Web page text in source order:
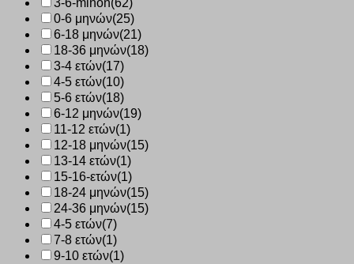
3-6-minon(62)
0-6 μηνών(25)
6-18 μηνών(21)
18-36 μηνών(18)
3-4 ετών(17)
4-5 ετών(10)
5-6 ετών(18)
6-12 μηνών(19)
11-12 ετών(1)
12-18 μηνών(15)
13-14 ετών(1)
15-16-ετών(1)
18-24 μηνών(15)
24-36 μηνών(15)
4-5 ετών(7)
7-8 ετών(1)
9-10 ετών(1)